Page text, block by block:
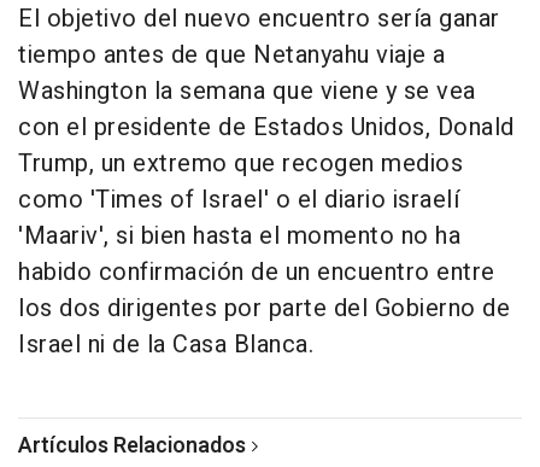
El objetivo del nuevo encuentro sería ganar
tiempo antes de que Netanyahu viaje a
Washington la semana que viene y se vea
con el presidente de Estados Unidos, Donald
Trump, un extremo que recogen medios
como 'Times of Israel' o el diario israelí
'Maariv', si bien hasta el momento no ha
habido confirmación de un encuentro entre
los dos dirigentes por parte del Gobierno de
Israel ni de la Casa Blanca.
Artículos Relacionados